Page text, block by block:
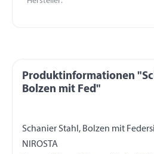
Produktinformationen
Bolzen mit Fed"
Schanier Stahl, Bolzen mit
NIROSTA